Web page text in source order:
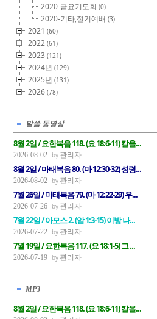
2020-금요기도회(0)
2020-기타,절기예배(3)
2021(60)
2022(61)
2023(121)
2024년(129)
2025년(131)
2026(78)
말씀 동영상
8월 2일 / 요한복음 118. (요 18:6-11) 칼을...
2026-08-02 관리자
8월 2일 / 마태복음 80. (마 12:30-32) 성령...
2026-08-02 관리자
7월 26일 / 마태복음 79. (마 12:22-29) 우...
2026-07-26 관리자
7월 22일 / 아모스 2. (암 1:3-15) 이방 나...
2026-07-22 관리자
7월 19일 / 요한복음 117. (요 18:1-5) 그 ...
2026-07-19 관리자
MP3
8월 2일 / 요한복음 118. (요 18:6-11) 칼을...